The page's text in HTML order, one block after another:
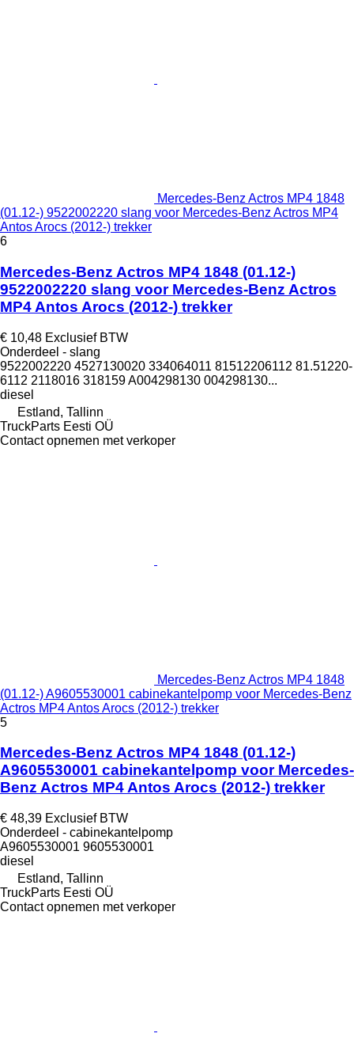
Mercedes-Benz Actros MP4 1848
(01.12-) 9522002220 slang voor Mercedes-Benz Actros MP4
Antos Arocs (2012-) trekker
6
Mercedes-Benz Actros MP4 1848 (01.12-)
9522002220 slang voor Mercedes-Benz Actros
MP4 Antos Arocs (2012-) trekker
€ 10,48 Exclusief BTW
Onderdeel - slang
9522002220 4527130020 334064011 81512206112 81.51220-
6112 2118016 318159 A004298130 004298130...
diesel
Estland, Tallinn
TruckParts Eesti OÜ
Contact opnemen met verkoper
Mercedes-Benz Actros MP4 1848
(01.12-) A9605530001 cabinekantelpomp voor Mercedes-Benz
Actros MP4 Antos Arocs (2012-) trekker
5
Mercedes-Benz Actros MP4 1848 (01.12-)
A9605530001 cabinekantelpomp voor Mercedes-
Benz Actros MP4 Antos Arocs (2012-) trekker
€ 48,39 Exclusief BTW
Onderdeel - cabinekantelpomp
A9605530001 9605530001
diesel
Estland, Tallinn
TruckParts Eesti OÜ
Contact opnemen met verkoper